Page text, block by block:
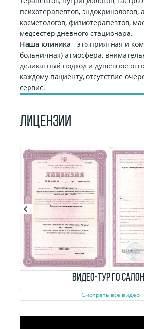
психотерапевтов, эндокринологов,
косметологов, физиотерапевтов,
медсестер дневного стационара.
Наша клиника - это приятная и
больничная) атмосфера,
деликатный подход и душевное
каждому пациенту, отсутствие
сервис.
ЛИЦЕНЗИИ
ВИДЕО-ТУР ПО
Смотреть все видео